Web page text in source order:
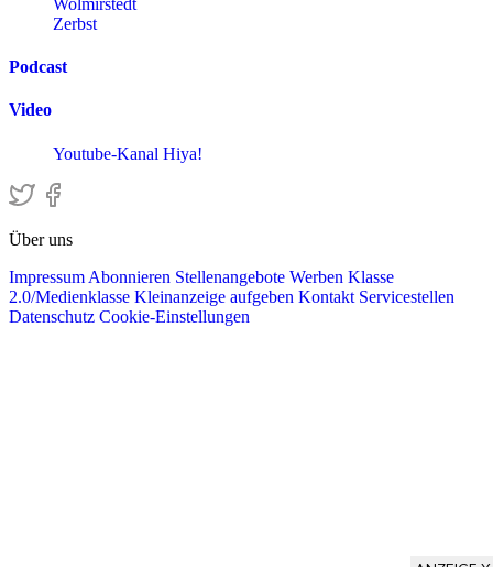
Zerbst
Podcast
Video
Youtube-Kanal Hiya!
Über uns
Impressum Abonnieren Stellenangebote Werben Klasse
2.0/Medienklasse Kleinanzeige aufgeben Kontakt Servicestellen
Datenschutz Cookie-Einstellungen